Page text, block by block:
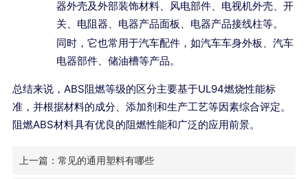
器外壳及外部装饰材料、风电部件、电视机外壳、开
关、电阻器、电器产品面板、电器产品接线柱等。
同时，它也常用于汽车配件，如汽车车身外板、汽车
电器部件、储油槽等产品。
总结来说，ABS阻燃等级的区分主要基于UL94燃烧性能标
准，并根据材料的成分、添加剂和生产工艺等因素综合评定。
阻燃ABS材料具有优良的阻燃性能和广泛的应用前景。
上一篇：常见的通用塑料有哪些